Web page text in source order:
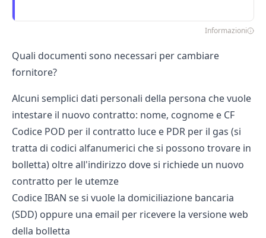
Informazioni
Quali documenti sono necessari per cambiare
fornitore?
Alcuni semplici dati personali della persona che vuole
intestare il nuovo contratto: nome, cognome e CF
Codice POD per il contratto luce e PDR per il gas (si
tratta di codici alfanumerici che si possono trovare in
bolletta) oltre all'indirizzo dove si richiede un nuovo
contratto per le utemze
Codice IBAN se si vuole la domiciliazione bancaria
(SDD) oppure una email per ricevere la versione web
della bolletta